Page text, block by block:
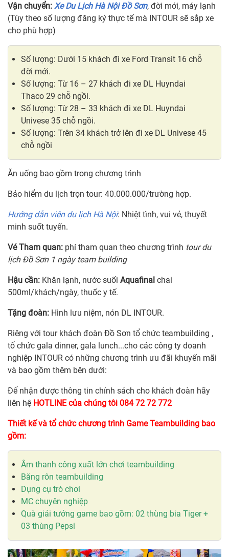
Vận chuyển: Xe Du Lịch Hà Nội Đồ Sơn, đời mới, máy lạnh
(Tùy theo số lượng đăng ký thực tế mà INTOUR sẽ sắp xe
cho phù hợp)
Số lượng: Dưới 15 khách đi xe Ford Transit 16 chỗ
đời mới.
Số lượng: Từ 16 – 27 khách đi xe DL Huyndai
Thaco 29 chỗ ngồi.
Số lượng: Từ 28 – 33 khách đi xe DL Huyndai
Univese 35 chỗ ngồi.
Số lượng: Trên 34 khách trở lên đi xe DL Univese 45
chỗ ngồi
Ăn uống bao gồm trong chương trình
Bảo hiểm du lịch trọn tour: 40.000.000/trường hợp.
Hướng dẫn viên du lịch Hà Nội: Nhiệt tình, vui vẻ, thuyết
minh suốt tuyến.
Vé Tham quan: phí tham quan theo chương trình tour du
lịch Đồ Sơn 1 ngày team building
Hậu cần: Khăn lạnh, nước suối Aquafinal chai
500ml/khách/ngày, thuốc y tế.
Tặng đoàn: Hình lưu niệm, nón DL INTOUR.
Riêng với tour khách đoàn Đồ Sơn tổ chức teambuilding ,
tổ chức gala dinner, gala lunch...cho các công ty doanh
nghiệp INTOUR có những chương trình ưu đãi khuyến mãi
và bao gồm thêm bên dưới:
Để nhận được thông tin chính sách cho khách đoàn hãy
liên hệ HOTLINE của chúng tôi 084 72 72 772
Thiết kế và tổ chức chương trình Game Teambuilding bao
gồm:
Âm thanh công xuất lớn chơi teambuilding
Băng rôn teambuilding
Dụng cụ trò chơi
MC chuyên nghiệp
Quà giải tưởng game bao gồm: 02 thùng bia Tiger +
03 thùng Pepsi